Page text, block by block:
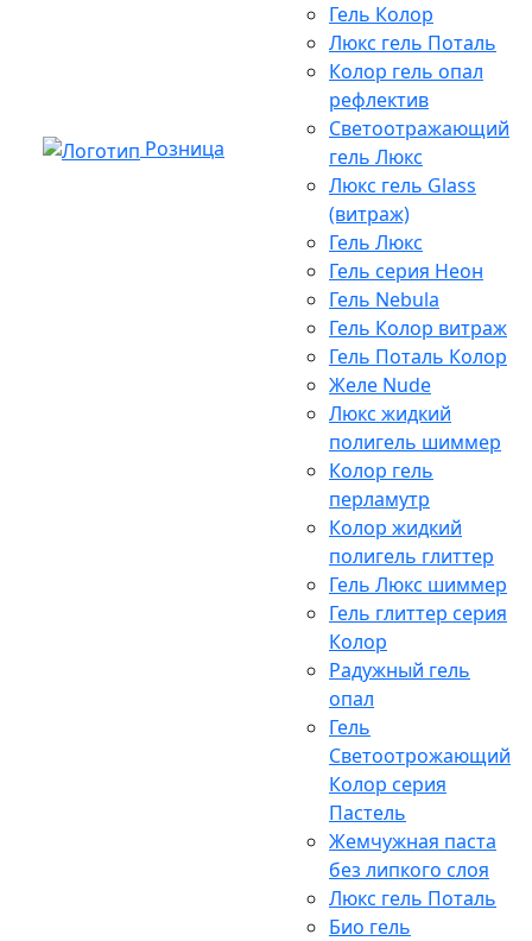
Розница
Гель Колор
Люкс гель Поталь
Колор гель опал
рефлектив
Светоотражающий
гель Люкс
Люкс гель Glass
(витраж)
Гель Люкс
Гель серия Неон
Гель Nebula
Гель Колор витраж
Гель Поталь Колор
Желе Nude
Люкс жидкий
полигель шиммер
Колор гель
перламутр
Колор жидкий
полигель глиттер
Гель Люкс шиммер
Гель глиттер серия
Колор
Радужный гель
опал
Гель
Светоотрожающий
Колор серия
Пастель
Жемчужная паста
без липкого слоя
Люкс гель Поталь
Био гель